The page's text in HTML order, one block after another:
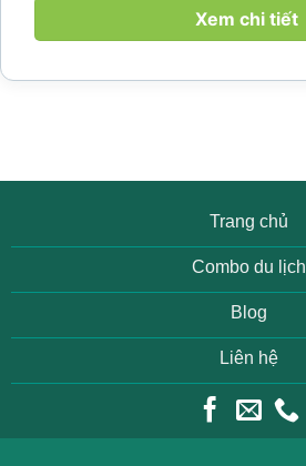
núi rừng hùng vĩ, không khí...
Xem chi tiết
Trang chủ
Combo du lịch
Blog
Liên hệ